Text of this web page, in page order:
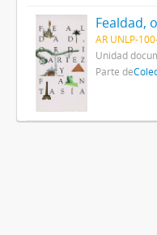
Fealdad,
AR UNLP-
Unidad
Parte de